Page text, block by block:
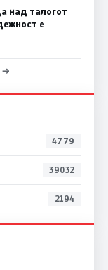
над талогот
е
→
4779
39032
2194